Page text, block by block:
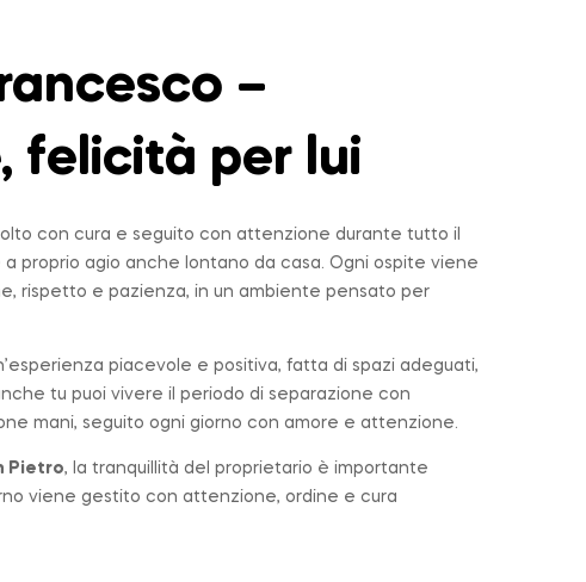
–
felicità per lui
con cura e seguito con attenzione durante tutto il
proprio agio anche lontano da casa. Ogni ospite viene
rispetto e pazienza, in un ambiente pensato per
piacevole e positiva, fatta di spazi adeguati,
tu puoi vivere il periodo di separazione con
mani, seguito ogni giorno con amore e attenzione.
Pietro, la tranquillità del proprietario è importante
viene gestito con attenzione, ordine e cura